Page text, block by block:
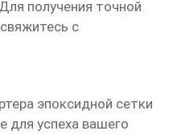
получения точной
с
эпоксидной сетки
для успеха вашего